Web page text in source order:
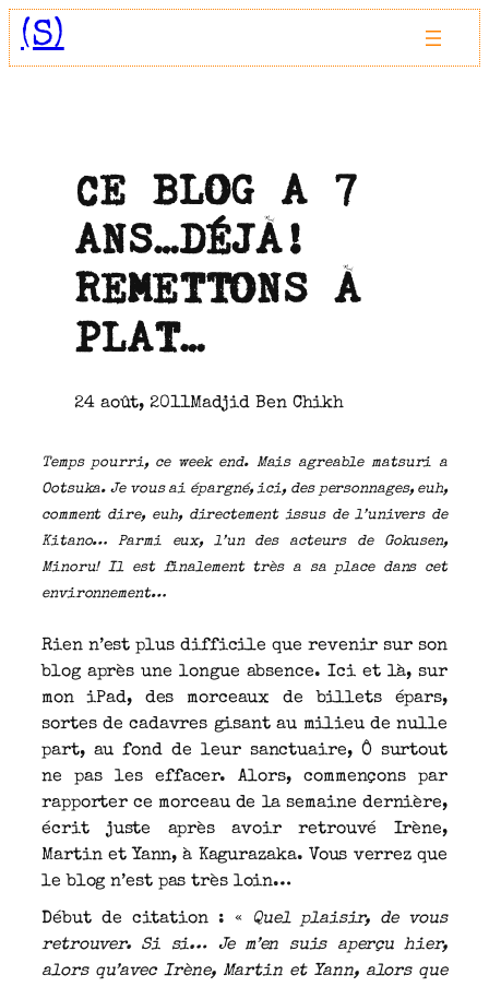
Aller
au(S)
CE BLOG A 7
ANS…DÉJÀ!
REMETTONS À
PLAT…
24 août, 2011Madjid Ben Chikh
Temps pourri, ce week end. Mais agreable matsuri a
Ootsuka. Je vous ai épargné, ici, des personnages, euh,
comment dire, euh, directement issus de l’univers de
Kitano… Parmi eux, l’un des acteurs de Gokusen,
Minoru! Il est finalement très a sa place dans cet
environnement…
Rien n’est plus difficile que revenir sur son
blog après une longue absence. Ici et là, sur
mon iPad, des morceaux de billets épars,
sortes de cadavres gisant au milieu de nulle
part, au fond de leur sanctuaire, Ô surtout
ne pas les effacer. Alors, commençons par
rapporter ce morceau de la semaine dernière,
écrit juste après avoir retrouvé Irène,
Martin et Yann, à Kagurazaka. Vous verrez que
le blog n’est pas très loin…
Début de citation : «
Quel plaisir, de vous
retrouver. Si si… Je m’en suis aperçu hier,
alors qu’avec Irène, Martin et Yann, alors que